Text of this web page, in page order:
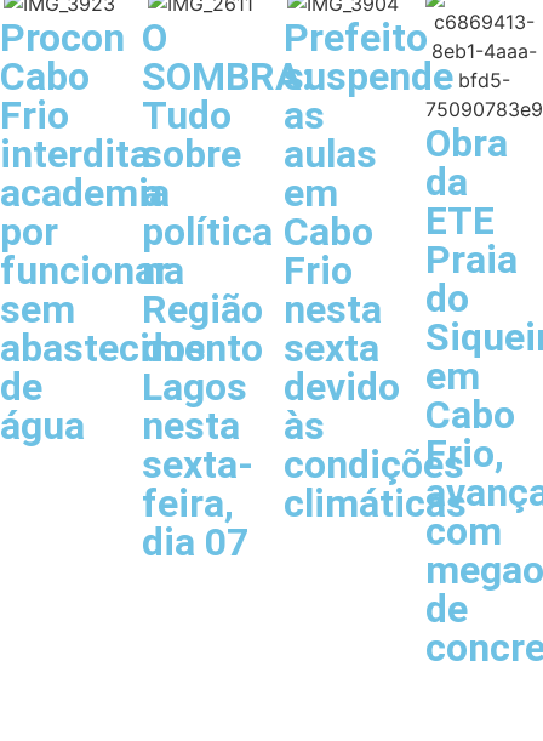
Procon
Cabo
Frio
interdita
academia
por
funcionar
sem
abastecimento
de
água
O
SOMBRA:
Tudo
sobre
a
política
na
Região
dos
Lagos
nesta
sexta-
feira,
dia 07
Prefeito
suspende
as
aulas
em
Cabo
Frio
nesta
sexta
devido
às
condições
climáticas
Obra
da
ETE
Praia
do
em
Cabo
Frio,
com
de